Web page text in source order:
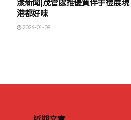
漾新聞|茂管處推優質伴手禮展現
港都好味
2026-01-09